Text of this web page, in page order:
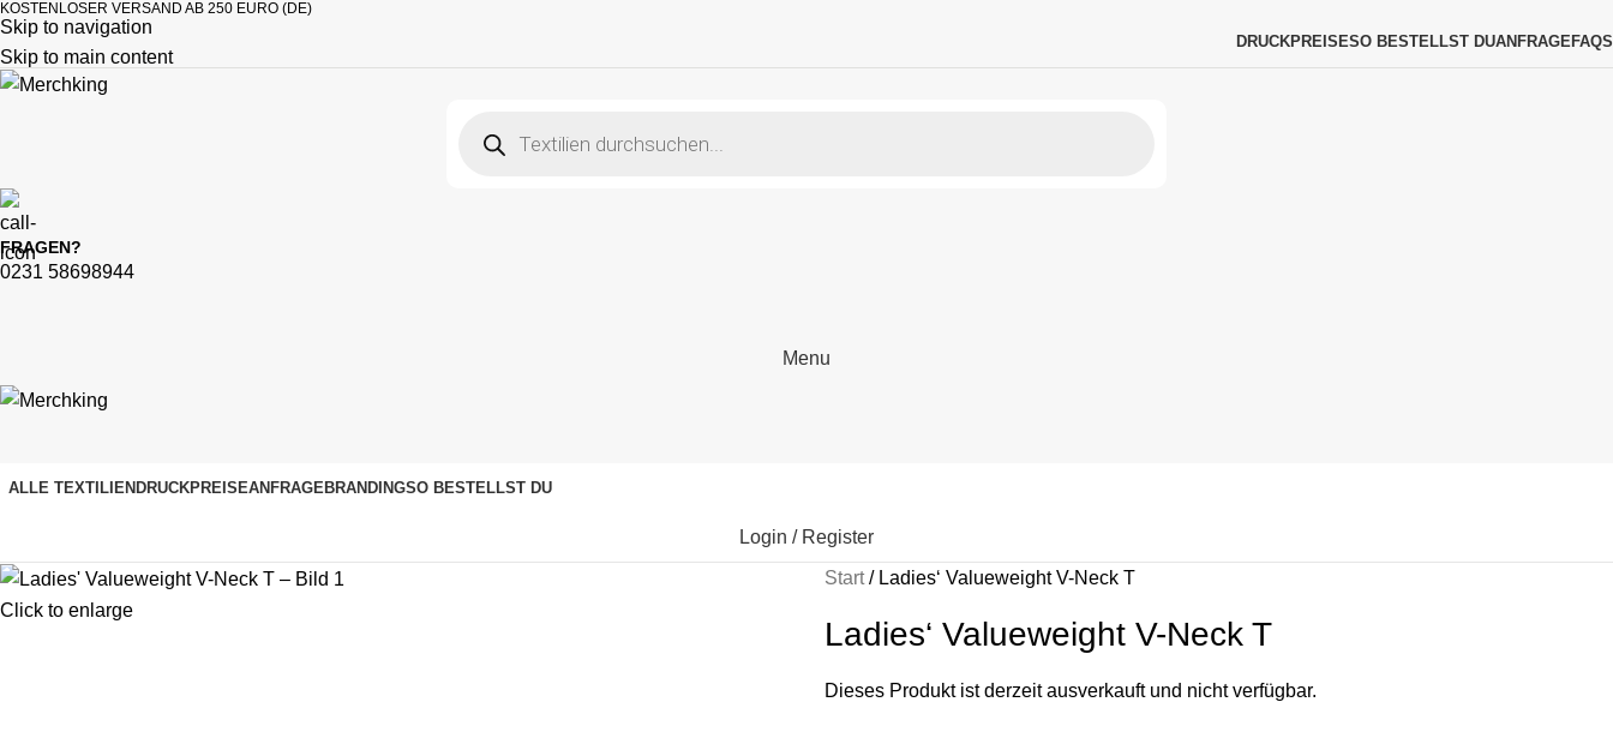
Skip to navigation
Skip to main content
KOSTENLOSER VERSAND AB 250 EURO (DE)
DRUCKPREISESO BESTELLST DUANFRAGEFAQS
FRAGEN?
0231 58698944
Menu
ALLE TEXTILIENDRUCKPREISEANFRAGEBRANDINGSO BESTELLST DU
Login / Register
Click to enlarge
Start Ladies‘ Valueweight V-Neck T
Ladies‘ Valueweight V-Neck T
Dieses Produkt ist derzeit ausverkauft und nicht verfügbar.